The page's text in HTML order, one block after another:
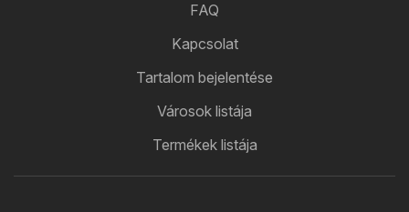
FAQ
Kapcsolat
Tartalom bejelentése
Városok listája
Termékek listája